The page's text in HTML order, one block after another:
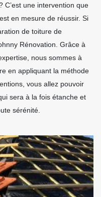
C’est une intervention que
en mesure de réussir. Si
de toiture de
Rénovation. Grâce à
nous sommes à
en appliquant la méthode
vous allez pouvoir
sera à la fois étanche et
sérénité.